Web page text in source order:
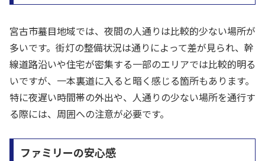
宮古市蟇目地域では、夜間の人通りは比較的少ない場所が
多いです。街灯の整備状況は通りによって差が見られ、幹
線道路沿いや住宅が密集する一部のエリアでは比較的明る
いですが、一本裏道に入ると暗く感じる箇所もあります。
特に夜遅い時間帯の外出や、人通りの少ない場所を通行す
る際には、周囲への注意が必要です。
ファミリーの安心感